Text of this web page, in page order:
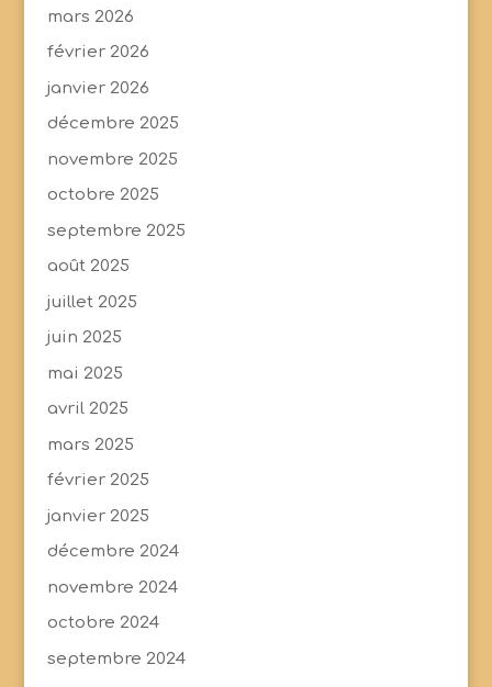
mars 2026
février 2026
janvier 2026
décembre 2025
novembre 2025
octobre 2025
septembre 2025
août 2025
juillet 2025
juin 2025
mai 2025
avril 2025
mars 2025
février 2025
janvier 2025
décembre 2024
novembre 2024
octobre 2024
septembre 2024